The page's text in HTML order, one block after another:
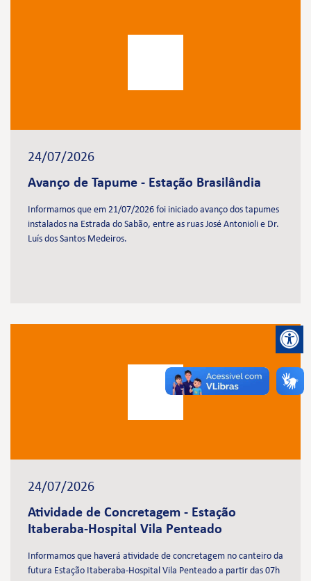
24/07/2026
Avanço de Tapume - Estação Brasilândia
Informamos que em 21/07/2026 foi iniciado avanço dos tapumes
instalados na Estrada do Sabão, entre as ruas José Antonioli e Dr.
Luís dos Santos Medeiros.
24/07/2026
Atividade de Concretagem - Estação
Itaberaba-Hospital Vila Penteado
Informamos que haverá atividade de concretagem no canteiro da
futura Estação Itaberaba-Hospital Vila Penteado a partir das 07h